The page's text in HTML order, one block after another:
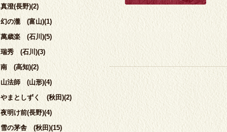
真澄(長野)(2)
幻の瀧 (富山)(1)
萬歳楽 (石川)(5)
瑞秀 (石川)(3)
南 (高知)(2)
山法師 (山形)(4)
やまとしずく (秋田)(2)
夜明け前(長野)(4)
雪の茅舎 (秋田)(15)